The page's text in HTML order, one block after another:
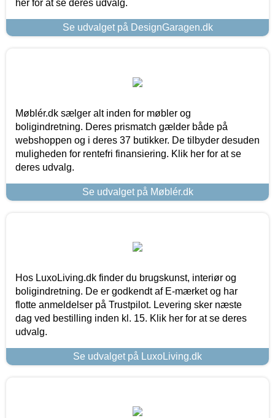
her for at se deres udvalg.
Se udvalget på DesignGaragen.dk
Møblér.dk sælger alt inden for møbler og
boligindretning. Deres prismatch gælder både på
webshoppen og i deres 37 butikker. De tilbyder desuden
muligheden for rentefri finansiering. Klik her for at se
deres udvalg.
Se udvalget på Møblér.dk
Hos LuxoLiving.dk finder du brugskunst, interiør og
boligindretning. De er godkendt af E-mærket og har
flotte anmeldelser på Trustpilot. Levering sker næste
dag ved bestilling inden kl. 15. Klik her for at se deres
udvalg.
Se udvalget på LuxoLiving.dk